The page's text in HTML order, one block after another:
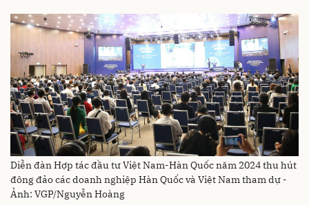
Diễn đàn Hợp tác đầu tư Việt Nam-Hàn Quốc năm 2024 thu hút
đông đảo các doanh nghiệp Hàn Quốc và Việt Nam tham dự -
Ảnh: VGP/Nguyễn Hoàng